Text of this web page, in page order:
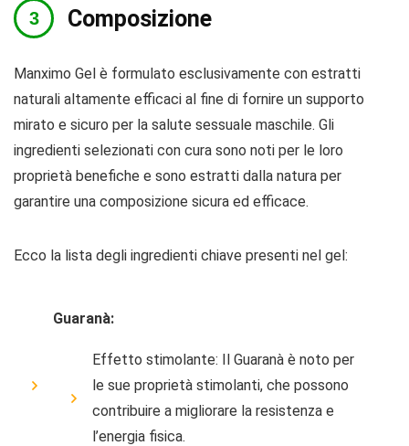
Composizione
Manximo Gel è formulato esclusivamente con estratti
naturali altamente efficaci al fine di fornire un supporto
mirato e sicuro per la salute sessuale maschile. Gli
ingredienti selezionati con cura sono noti per le loro
proprietà benefiche e sono estratti dalla natura per
garantire una composizione sicura ed efficace.
Ecco la lista degli ingredienti chiave presenti nel gel:
Guaranà:
Effetto stimolante: Il Guaranà è noto per
le sue proprietà stimolanti, che possono
contribuire a migliorare la resistenza e
l’energia fisica.